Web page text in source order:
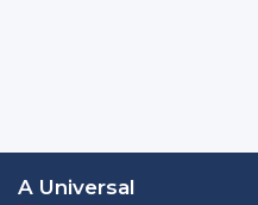
A Universal